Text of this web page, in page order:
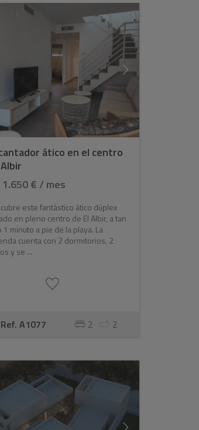
ático en el centro
1.650 € / mes
este fantástico ático dúplex
en pleno centro de El Albir, a tan
1 minuto a pie de la playa. La
cuenta con 2 dormitorios, 2
y se ...
Ref. A1077 2 2